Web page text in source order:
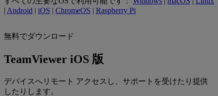
| Android | iOS | ChromeOS | Raspberry Pi
無料でダウンロード
TeamViewer iOS 版
デバイスへリモート アクセスし、サポートを受けたり提供
したりします。